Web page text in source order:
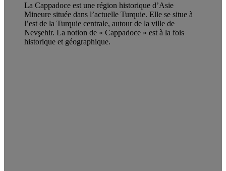
La Cappadoce est une région historique d’Asie
Mineure située dans l’actuelle Turquie. Elle se situe à
l’est de la Turquie centrale, autour de la ville de
Nevşehir. La notion de « Cappadoce » est à la fois
historique et géographique.